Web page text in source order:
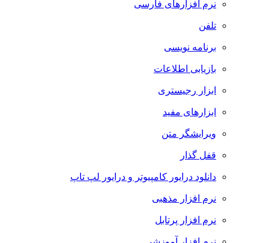
نرم افزارهای فارسی
تلفن
برنامه نویسی
بازیابی اطلاعات
ابزار رجیستری
ابزارهای مفید
ویرایشگر متن
قفل گذار
دانلود درایور کامپیوتر و درایور لپ تاپ
نرم افزار مذهبی
نرم افزار پرتابل